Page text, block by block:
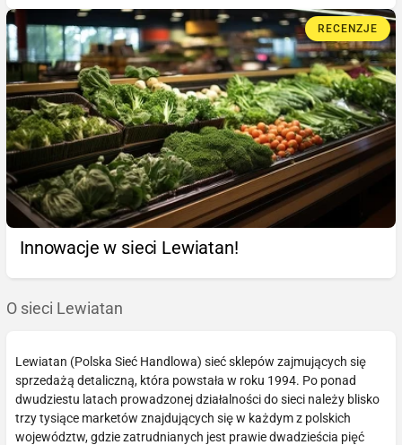
RECENZJE
Innowacje w sieci Lewiatan!
O sieci Lewiatan
Lewiatan (Polska Sieć Handlowa) sieć sklepów zajmujących się
sprzedażą detaliczną, która powstała w roku 1994. Po ponad
dwudziestu latach prowadzonej działalności do sieci należy blisko
trzy tysiące marketów znajdujących się w każdym z polskich
województw, gdzie zatrudnianych jest prawie dwadzieścia pięć